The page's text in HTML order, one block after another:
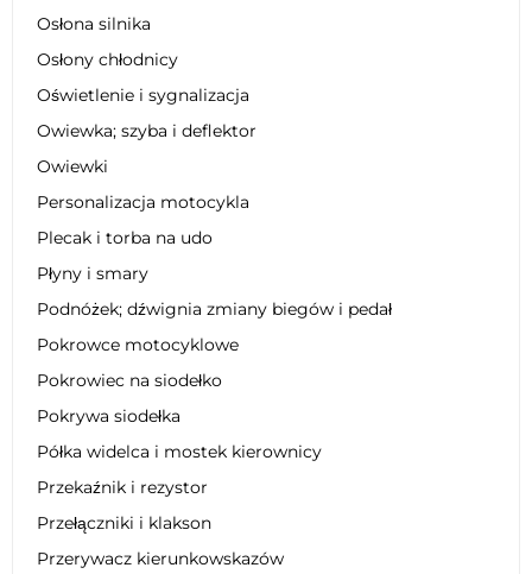
Osłona silnika
Osłony chłodnicy
Oświetlenie i sygnalizacja
Owiewka; szyba i deflektor
Owiewki
Personalizacja motocykla
Plecak i torba na udo
Płyny i smary
Podnóżek; dźwignia zmiany biegów i pedał
Pokrowce motocyklowe
Pokrowiec na siodełko
Pokrywa siodełka
Półka widelca i mostek kierownicy
Przekaźnik i rezystor
Przełączniki i klakson
Przerywacz kierunkowskazów